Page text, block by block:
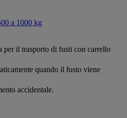
a 1000 kg
per il trasporto di fusti con carrello
quando il fusto viene
accidentale.